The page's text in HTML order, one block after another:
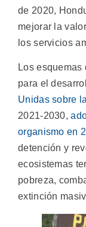
de 2020,
mejorar la
los servicios
Los
para el
Unidas sobre
2021-2030,
organismo en
detención y
ecosistemas
pobreza,
extinción